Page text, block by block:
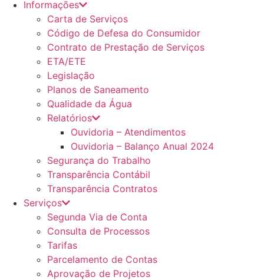
Informações
Carta de Serviços
Código de Defesa do Consumidor
Contrato de Prestação de Serviços
ETA/ETE
Legislação
Planos de Saneamento
Qualidade da Água
Relatórios
Ouvidoria – Atendimentos
Ouvidoria – Balanço Anual 2024
Segurança do Trabalho
Transparência Contábil
Transparência Contratos
Serviços
Segunda Via de Conta
Consulta de Processos
Tarifas
Parcelamento de Contas
Aprovação de Projetos